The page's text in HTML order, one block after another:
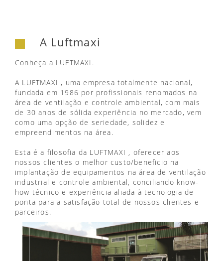
A Luftmaxi
Conheça a LUFTMAXI.
A LUFTMAXI , uma empresa totalmente nacional,
fundada em 1986 por profissionais renomados na
área de ventilação e controle ambiental, com mais
de 30 anos de sólida experiência no mercado, vem
como uma opção de seriedade, solidez e
empreendimentos na área.
Esta é a filosofia da LUFTMAXI , oferecer aos
nossos clientes o melhor custo/beneficio na
implantação de equipamentos na área de ventilação
industrial e controle ambiental, conciliando know-
how técnico e experiência aliada à tecnologia de
ponta para a satisfação total de nossos clientes e
parceiros.